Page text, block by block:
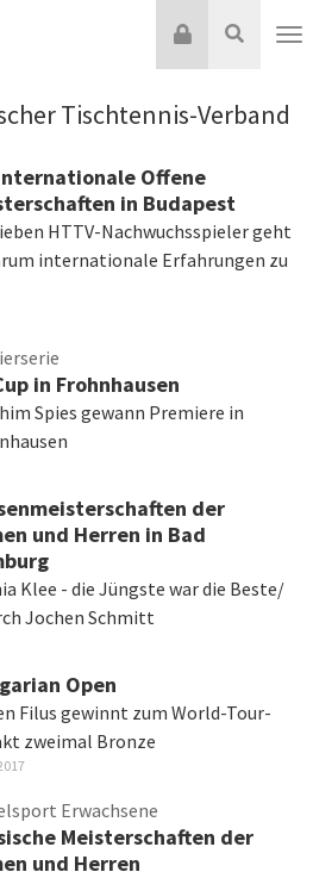
Suche
Login
Tischtennis-Verband
Offene
in Budapest
HTTV-Nachwuchsspieler geht
internationale Erfahrungen zu
in Frohnhausen
Spies gewann Premiere in
der
und Herren in Bad
Klee - die Jüngste war die Beste/
Jochen Schmitt
Open
Filus gewinnt zum World-Tour-
zweimal Bronze
Erwachsene
Meisterschaften der
und Herren